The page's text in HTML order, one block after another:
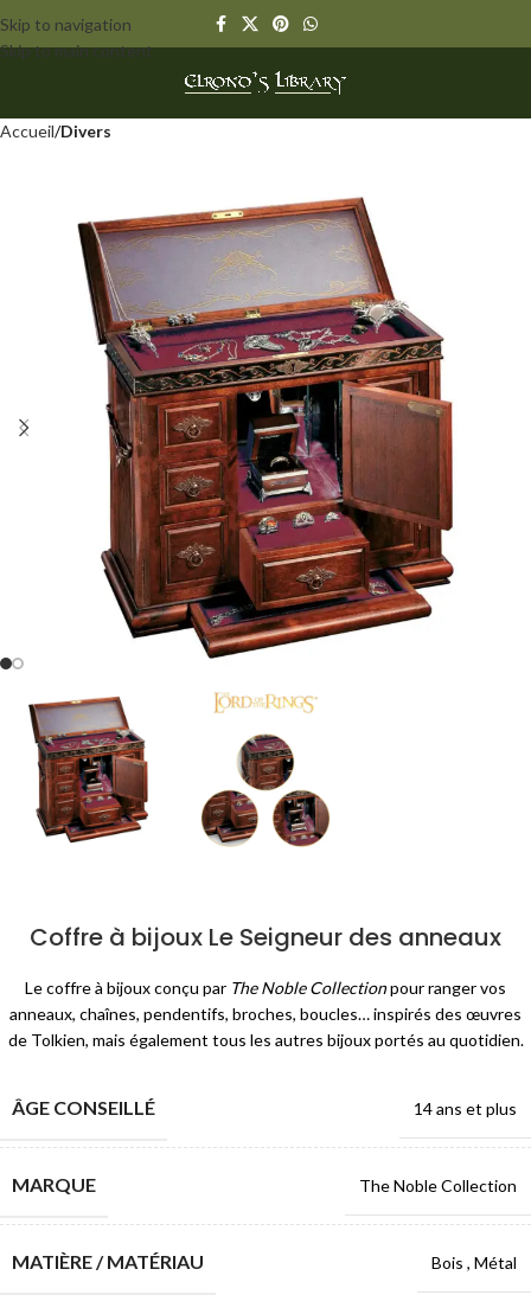
Skip to navigation
Skip to main content
Accueil Divers
Coffre à bijoux Le Seigneur des anneaux
Le coffre à bijoux conçu par The Noble Collectionpour ranger vos
anneaux, chaînes, pendentifs, broches, boucles… inspirés des œuvres
de Tolkien, mais également tous les autres bijoux portés au quotidien.
ÂGE CONSEILLÉ 14 ans et plus
MARQUE The Noble Collection
MATIÈRE / MATÉRIAU Bois , Métal